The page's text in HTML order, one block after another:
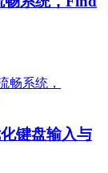
键盘输入与